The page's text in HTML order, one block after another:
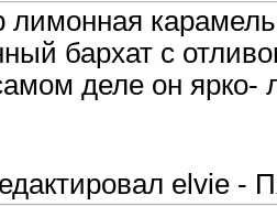
бархат с
деле он ярко-
elvie -